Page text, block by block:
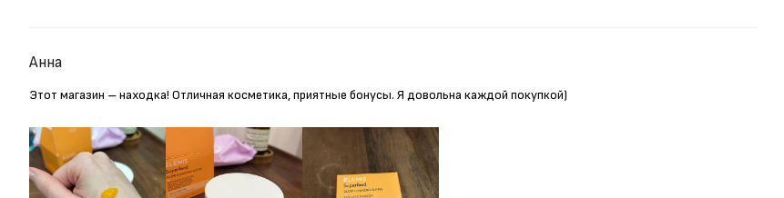
Анна
Этот магазин – находка! Отличная косметика, приятные бонусы. Я довольна каждой покупкой)